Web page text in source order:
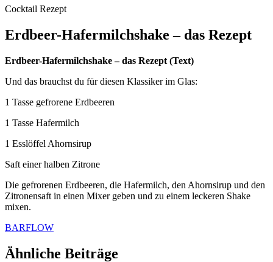
Cocktail Rezept
Erdbeer-Hafermilchshake – das Rezept
Erdbeer-Hafermilchshake – das Rezept (Text)
Und das brauchst du für diesen Klassiker im Glas:
1 Tasse gefrorene Erdbeeren
1 Tasse Hafermilch
1 Esslöffel Ahornsirup
Saft einer halben Zitrone
Die gefrorenen Erdbeeren, die Hafermilch, den Ahornsirup und den
Zitronensaft in einen Mixer geben und zu einem leckeren Shake
mixen.
BARFLOW
Ähnliche Beiträge